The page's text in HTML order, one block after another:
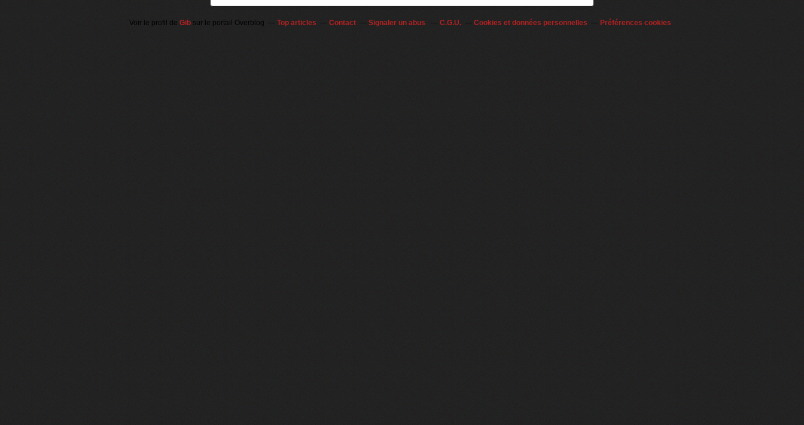
Voir le profil de Gib sur le portail Overblog Top articles Contact Signaler un abus C.G.U. Cookies et données personnelles Préférences cookies